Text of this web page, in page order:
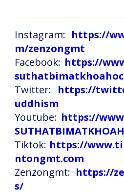
Instagram: https://
m/zenzongmt
Facebook: https://
Twitter: https://
uddhism
Youtube: https://
Tiktok: https://
ntongmt.com
Zenzongmt: https://
s/